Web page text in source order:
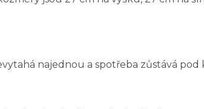
najednou a spotřeba zůstává